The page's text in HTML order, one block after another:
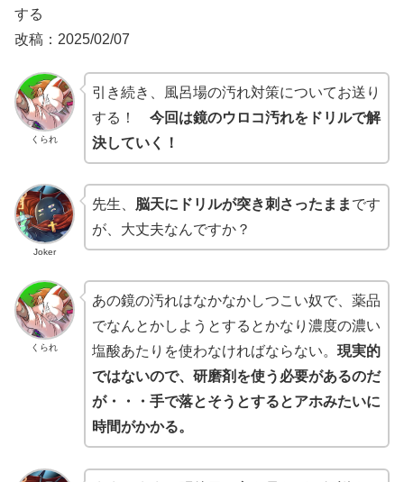
する
改稿：2025/02/07
くられ
引き続き、風呂場の汚れ対策についてお送り
する！ 今回は鏡のウロコ汚れをドリルで解
決していく！
Joker
先生、 脳天にドリルが突き刺さったまま です
が、大丈夫なんですか？
くられ
あの鏡の汚れはなかなかしつこい奴で、薬品
でなんとかしようとするとかなり濃度の濃い
塩酸あたりを使わなければならない。 現実的
ではないので、研磨剤を使う必要があるのだ
が・・・手で落とそうとするとアホみたいに
時間がかかる。